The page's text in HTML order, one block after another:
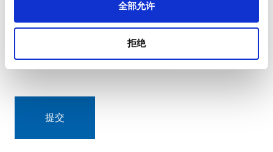
全部允许
拒绝
我同意接受一般条款和条件以及隐私政策。